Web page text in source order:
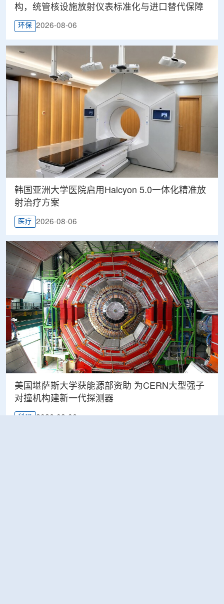
构，统管核设施放射仪表标准化与进口替代保障
环保 2026-08-06
韩国亚洲大学医院启用Halcyon 5.0一体化精准放
射治疗方案
医疗 2026-08-06
美国堪萨斯大学获能源部资助 为CERN大型强子
对撞机构建新一代探测器
科研 2026-08-06